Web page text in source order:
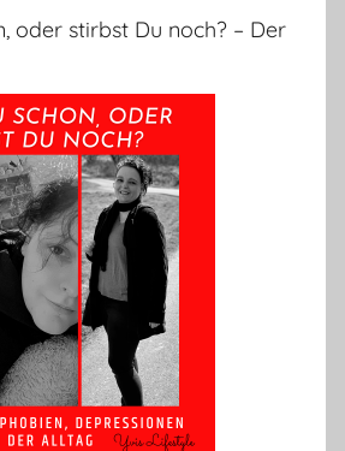
oder stirbst Du noch? – Der